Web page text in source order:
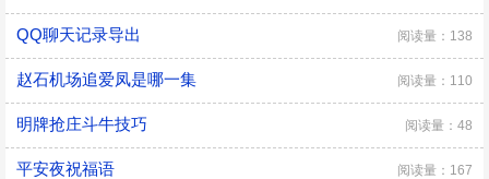
QQ聊天记录导出 阅读量：138
赵石机场追爱凤是哪一集 阅读量：110
明牌抢庄斗牛技巧 阅读量：48
平安夜祝福语 阅读量：167